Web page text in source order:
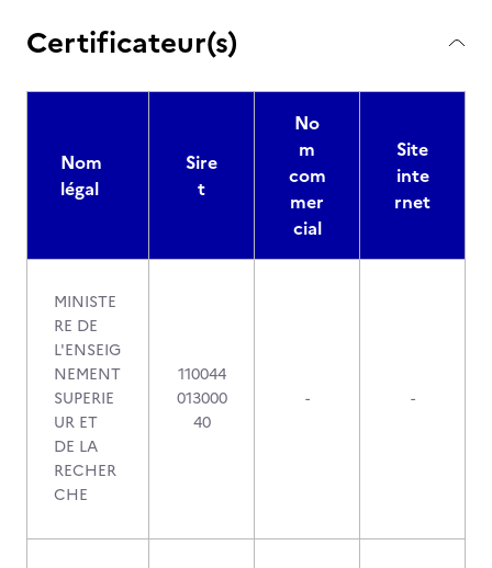
Certificateur(s)
Nom
légal
Sire
t
No
m
com
mer
cial
Site
inte
rnet
MINISTE
RE DE
L'ENSEIG
NEMENT
SUPERIE
UR ET
DE LA
RECHER
CHE
110044
013000
40
- -